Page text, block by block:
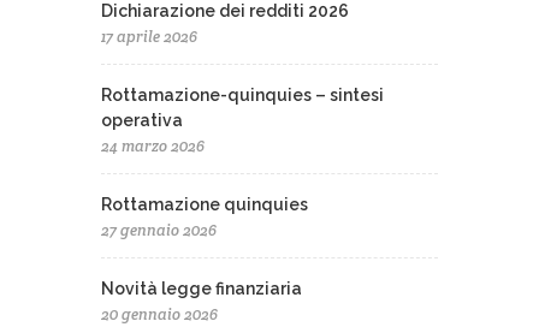
Dichiarazione dei redditi 2026
17 aprile 2026
Rottamazione-quinquies – sintesi
operativa
24 marzo 2026
Rottamazione quinquies
27 gennaio 2026
Novità legge finanziaria
20 gennaio 2026